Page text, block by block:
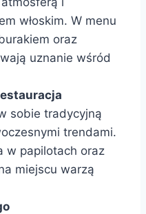
włoskim. W menu
oraz
uznanie wśród
sobie tradycyjną
trendami.
w papilotach oraz
miejscu warzą